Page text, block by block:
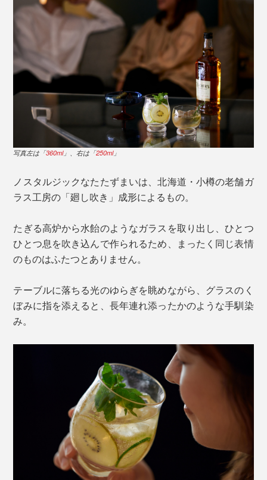
写真左は「360ml」、右は「250ml」
ノスタルジックなたたずまいは、北海道・小樽の老舗ガ
ラス工房の「廻し吹き」成形によるもの。
たぎる高炉から水飴のようなガラスを取り出し、ひとつ
ひとつ息を吹き込んで作られるため、まったく同じ表情
のものはふたつとありません。
テーブルに落ちる光のゆらぎを眺めながら、グラスのく
ぼみに指を添えると、長年連れ添ったかのような手馴染
み。